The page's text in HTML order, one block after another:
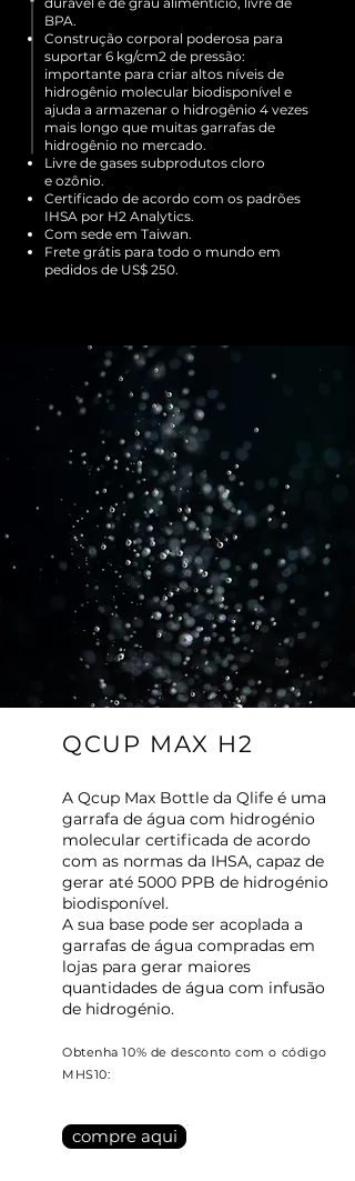
BPA.
Construção corporal poderosa para
suportar 6 kg/cm2 de pressão:
importante para criar altos níveis de
hidrogênio molecular biodisponível e
ajuda a armazenar o hidrogênio 4 vezes
mais longo que muitas garrafas de
hidrogênio no mercado.
Livre de gases subprodutos cloro
e ozônio.
Certificado de acordo com os padrões
IHSA por H2 Analytics.
Com sede em Taiwan.
Frete grátis para todo o mundo em
pedidos de US$ 250.
QCUP MAX H2
A Qcup Max Bottle da Qlife é uma
garrafa de água com hidrogénio
molecular certificada de acordo
com as normas da IHSA, capaz de
gerar até 5000 PPB de hidrogénio
biodisponível.
A sua base pode ser acoplada a
garrafas de água compradas em
lojas para gerar maiores
quantidades de água com infusão
de hidrogénio.
Obtenha 10% de desconto com o código
MHS10:
compre aqui